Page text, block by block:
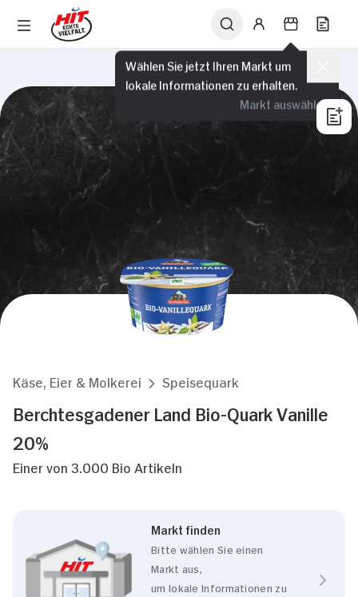
Wählen Sie jetzt Ihren Markt um
lokale Informationen zu erhalten.
Markt auswählen
Käse, Eier & Molkerei Speisequark
Berchtesgadener Land Bio-Quark Vanille
20%
Einer von 3.000 Bio Artikeln
Markt finden
Bitte wählen Sie einen
Markt aus,
um lokale Informationen zu